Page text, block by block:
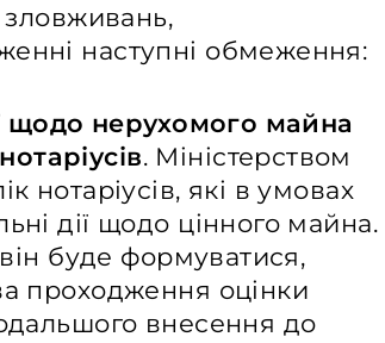
зловживань,
наступні обмеження:
щодо нерухомого майна
. Міністерством
нотаріусів, які в умовах
дії щодо цінного майна.
буде формуватися,
проходження оцінки
внесення до